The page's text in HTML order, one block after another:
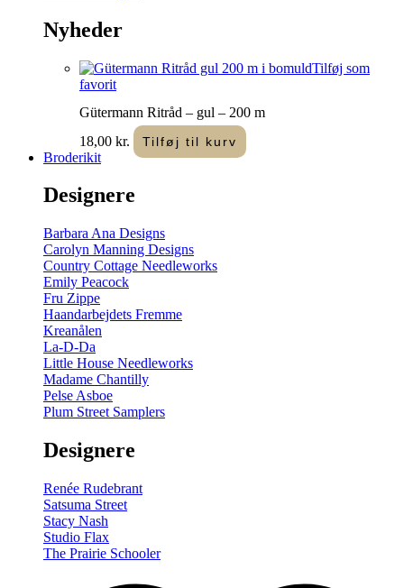
Nyheder
Tilføj som
favorit
Gütermann Ritråd – gul – 200 m
18,00 kr. Tilføj til kurv
Broderikit
Designere
Barbara Ana Designs
Carolyn Manning Designs
Country Cottage Needleworks
Emily Peacock
Fru Zippe
Haandarbejdets Fremme
Kreanålen
La-D-Da
Little House Needleworks
Madame Chantilly
Pelse Asboe
Plum Street Samplers
Designere
Renée Rudebrant
Satsuma Street
Stacy Nash
Studio Flax
The Prairie Schooler